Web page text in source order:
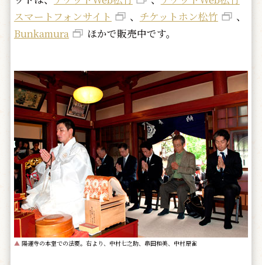
スマートフォンサイト
、 チケットホン松竹
、
Bunkamura
ほかで販売中です。
▲ 陽運寺の本堂での法要。右より、中村七之助、串田和美、中村扇雀